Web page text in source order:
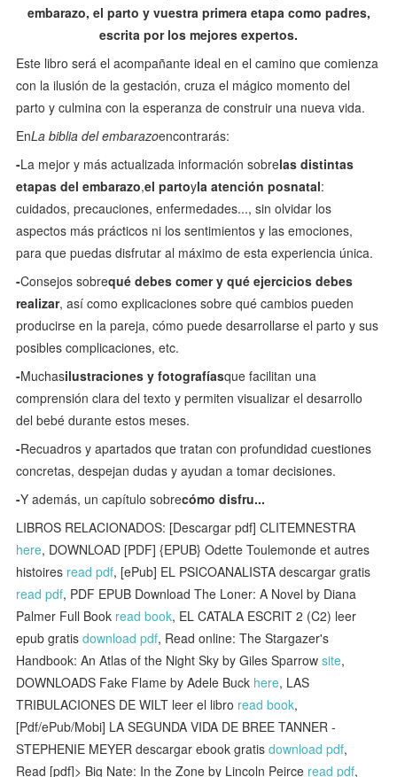
embarazo, el parto y vuestra primera etapa como padres,
escrita por los mejores expertos.
Este libro será el acompañante ideal en el camino que comienza
con la ilusión de la gestación, cruza el mágico momento del
parto y culmina con la esperanza de construir una nueva vida.
EnLa biblia del embarazoencontrarás:
-La mejor y más actualizada información sobrelas distintas
etapas del embarazo,el partoyla atención posnatal:
cuidados, precauciones, enfermedades..., sin olvidar los
aspectos más prácticos ni los sentimientos y las emociones,
para que puedas disfrutar al máximo de esta experiencia única.
-Consejos sobrequé debes comer y qué ejercicios debes
realizar, así como explicaciones sobre qué cambios pueden
producirse en la pareja, cómo puede desarrollarse el parto y sus
posibles complicaciones, etc.
-Muchasilustraciones y fotografíasque facilitan una
comprensión clara del texto y permiten visualizar el desarrollo
del bebé durante estos meses.
-Recuadros y apartados que tratan con profundidad cuestiones
concretas, despejan dudas y ayudan a tomar decisiones.
-Y además, un capítulo sobrecómo disfru...
LIBROS RELACIONADOS: [Descargar pdf] CLITEMNESTRA
here, DOWNLOAD [PDF] {EPUB} Odette Toulemonde et autres
histoires read pdf, [ePub] EL PSICOANALISTA descargar gratis
read pdf, PDF EPUB Download The Loner: A Novel by Diana
Palmer Full Book read book, EL CATALA ESCRIT 2 (C2) leer
epub gratisdownload pdf, Read online: The Stargazer's
Handbook: An Atlas of the Night Sky by Giles Sparrowsite,
DOWNLOADS Fake Flame by Adele Buck here, LAS
TRIBULACIONES DE WILT leer el libro read book,
[Pdf/ePub/Mobi] LA SEGUNDA VIDA DE BREE TANNER -
STEPHENIE MEYER descargar ebook gratisdownload pdf,
Read [pdf]> Big Nate: In the Zone by Lincoln Peirce read pdf,